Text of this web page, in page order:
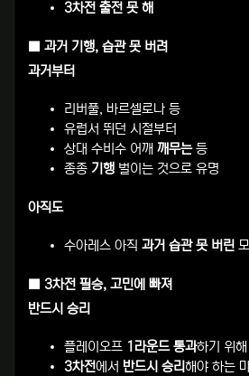
3차전 출전 못 해
■ 과거 기행, 습관 못 버려
과거부터
리버풀, 바르셀로나 등
유럽서 뛰던 시절부터
상대 수비수 어깨 깨무는등
종종 기행 벌이는 것으로 유명
아직도
수아레스 아직 과거 습관 못 버린
■ 3차전 필승, 고민에 빠져
반드시 승리
플레이오프 1라운드 통과하기 위해
3차전에서 반드시 승리해야 하는